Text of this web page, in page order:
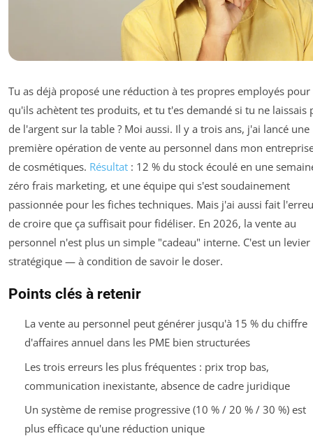
Tu as déjà proposé une réduction à tes propres employés pour
qu'ils achètent tes produits, et tu t'es demandé si tu ne laissais
de l'argent sur la table ? Moi aussi. Il y a trois ans, j'ai lancé une
première opération de vente au personnel dans mon
de cosmétiques. Résultat : 12 % du stock écoulé en une
zéro frais marketing, et une équipe qui s'est soudainement
passionnée pour les fiches techniques. Mais j'ai aussi fait
de croire que ça suffisait pour fidéliser. En 2026, la vente au
personnel n'est plus un simple "cadeau" interne. C'est un levier
stratégique — à condition de savoir le doser.
Points clés à retenir
La vente au personnel peut générer jusqu'à 15 % du chiffre
d'affaires annuel dans les PME bien structurées
Les trois erreurs les plus fréquentes : prix trop bas,
communication inexistante, absence de cadre juridique
Un système de remise progressive (10 % / 20 % / 30 %) est
plus efficace qu'une réduction unique